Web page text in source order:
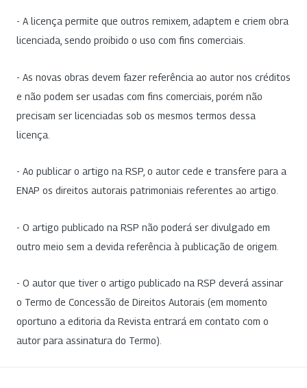
- A licença permite que outros remixem, adaptem e criem obra
licenciada, sendo proibido o uso com fins comerciais.
- As novas obras devem fazer referência ao autor nos créditos
e não podem ser usadas com fins comerciais, porém não
precisam ser licenciadas sob os mesmos termos dessa
licença.
- Ao publicar o artigo na RSP, o autor cede e transfere para a
ENAP os direitos autorais patrimoniais referentes ao artigo.
- O artigo publicado na RSP não poderá ser divulgado em
outro meio sem a devida referência à publicação de origem.
- O autor que tiver o artigo publicado na RSP deverá assinar
o Termo de Concessão de Direitos Autorais (em momento
oportuno a editoria da Revista entrará em contato com o
autor para assinatura do Termo).